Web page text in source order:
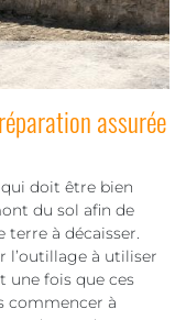
assurée
doit être bien
du sol afin de
terre à décaisser.
l’outillage à utiliser
une fois que ces
commencer à